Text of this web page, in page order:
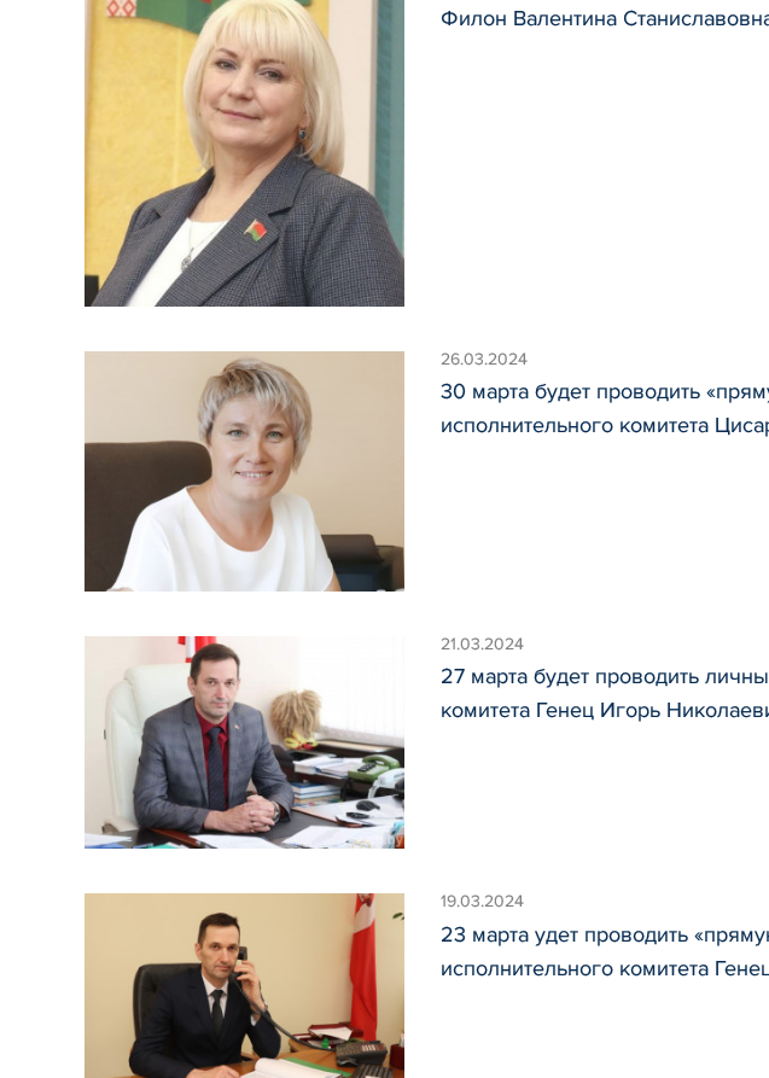
Филон Валентина
26.03.2024
30 марта будет проводить
исполнительного комитета
21.03.2024
27 марта будет проводить
комитета Генец Игорь
19.03.2024
23 марта удет проводить
исполнительного комитета